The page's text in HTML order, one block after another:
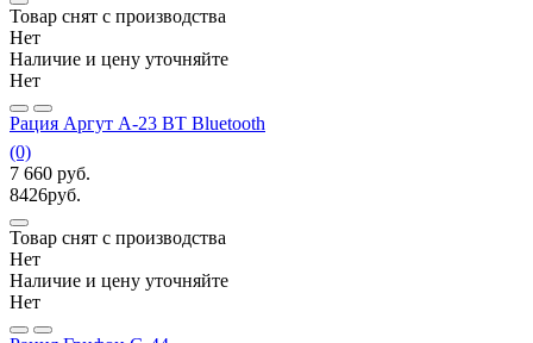
Товар снят с производства
Нет
Наличие и цену уточняйте
Нет
Рация Аргут А-23 ВТ Bluetooth
(0)
7 660 руб.
8426руб.
Товар снят с производства
Нет
Наличие и цену уточняйте
Нет